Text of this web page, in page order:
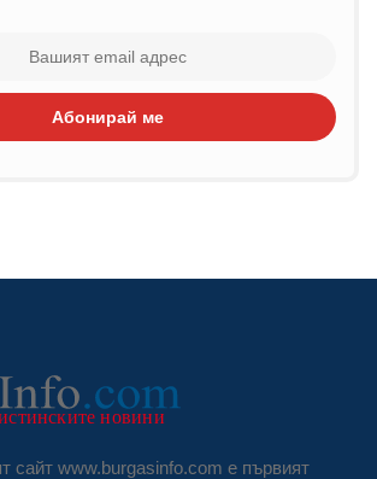
Абонирай ме
сайт www.burgasinfo.com е първият